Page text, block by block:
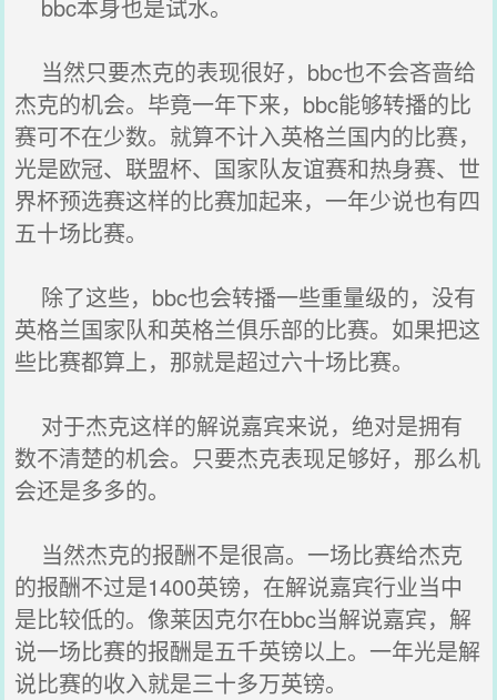
bbc本身也是试水。
当然只要杰克的表现很好，bbc也不会吝啬给
杰克的机会。毕竟一年下来，bbc能够转播的比
赛可不在少数。就算不计入英格兰国内的比赛，
光是欧冠、联盟杯、国家队友谊赛和热身赛、世
界杯预选赛这样的比赛加起来，一年少说也有四
五十场比赛。
除了这些，bbc也会转播一些重量级的，没有
英格兰国家队和英格兰俱乐部的比赛。如果把这
些比赛都算上，那就是超过六十场比赛。
对于杰克这样的解说嘉宾来说，绝对是拥有
数不清楚的机会。只要杰克表现足够好，那么机
会还是多多的。
当然杰克的报酬不是很高。一场比赛给杰克
的报酬不过是1400英镑，在解说嘉宾行业当中
是比较低的。像莱因克尔在bbc当解说嘉宾，解
说一场比赛的报酬是五千英镑以上。一年光是解
说比赛的收入就是三十多万英镑。